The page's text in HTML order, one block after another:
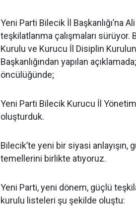
Yeni Parti Bilecik İl Başkanlığı’na
teşkilatlanma çalışmaları
Kurulu ve Kurucu İl Disiplin
Başkanlığından yapılan
öncülüğünde;
Yeni Parti Bilecik Kurucu İl
oluşturduk.
Bilecik’te yeni bir siyasi
temellerini birlikte atıyoruz.
Yeni Parti, yeni dönem, güçlü
kurulu listeleri şu şekilde oluştu: